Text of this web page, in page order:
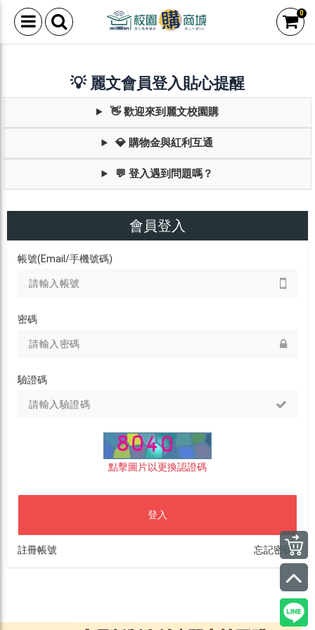
0
💡 麗文會員登入貼心提醒
👋 歡迎來到麗文校園購
💎 購物金與紅利互通
💬 登入遇到問題嗎？
會員登入
帳號(Email/手機號碼)
密碼
驗證碼
點擊圖片以更換認證碼
登入
註冊帳號 忘記密碼?